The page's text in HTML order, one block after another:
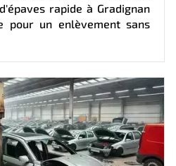
rapide à Gradignan
pour un enlèvement sans